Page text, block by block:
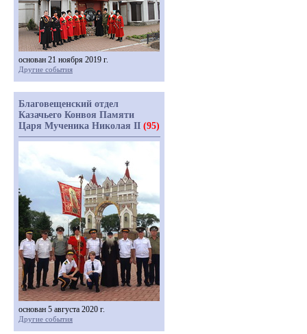
основан 21 ноября 2019 г.
Другие события
Благовещенский отдел
Казачьего Конвоя Памяти
Царя Мученика Николая II (95)
основан 5 августа 2020 г.
Другие события